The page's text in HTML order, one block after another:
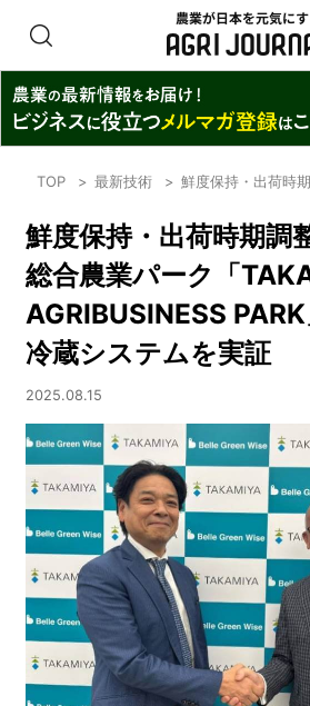
TOP 最新技術 鮮度保持・出荷時
鮮度保持・出荷時期調
総合農業パーク「
AGRIBUSINESS
冷蔵システムを実証
2025.08.15